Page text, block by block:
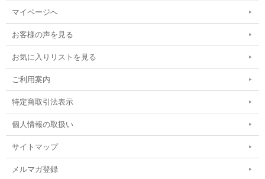
マイページへ
お客様の声を見る
お気に入りリストを見る
ご利用案内
特定商取引法表示
個人情報の取扱い
サイトマップ
メルマガ登録